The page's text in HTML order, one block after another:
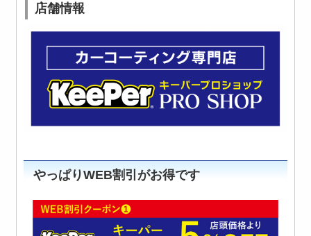
店舗情報
やっぱりWEB割引がお得です